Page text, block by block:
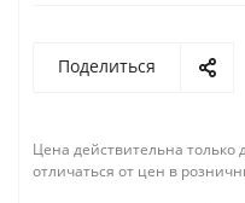
Поделиться
Цена действительна
отличаться от цен в